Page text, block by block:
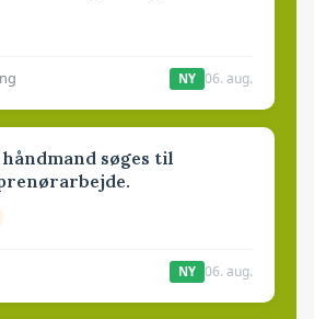
NY 06. aug.
søges til
NY 06. aug.